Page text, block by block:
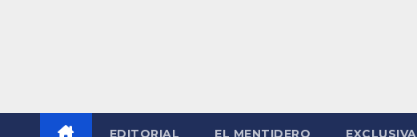
EDITORIAL EL MENTIDERO EXCLUSIVA